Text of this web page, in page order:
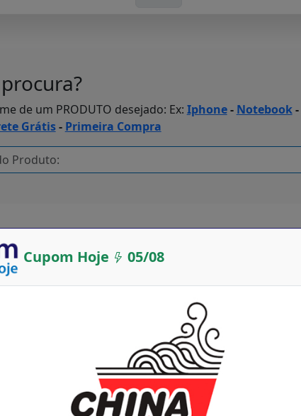
Cupom Hoje 05/08
de um PRODUTO desejado: Ex: Iphone- Notebook-
Grátis- Primeira Compra
você encontrará:
Válidos para Hoje